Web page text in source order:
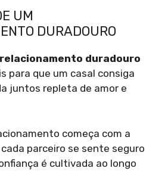
UM
DURADOURO
relacionamento duradouro
para que um casal consiga
juntos repleta de amor e
começa com a
cada parceiro se sente seguro
é cultivada ao longo